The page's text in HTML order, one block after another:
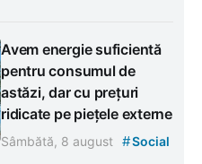
Avem energie suficientă
pentru consumul de
astăzi, dar cu prețuri
ridicate pe piețele externe
Sâmbătă, 8 august #Social